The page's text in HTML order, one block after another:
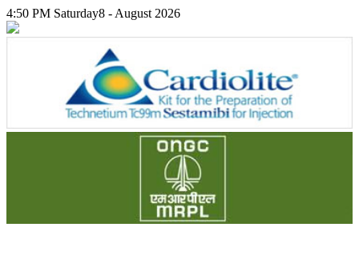
4:50 PM Saturday8 - August 2026